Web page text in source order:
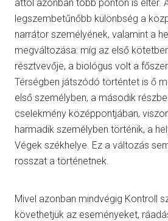
attól azonban több ponton is eltér.
legszembetűnőbb különbség a
narrátor személyének, valamint a
megváltozása: míg az első
résztvevője, a biológus volt a
Térségben játszódó történtet is ő
első személyben, a második
cselekmény középpontjában,
harmadik személyben történik, a
Végek székhelye. Ez a változás
rosszat a történetnek.
Mivel azonban mindvégig Kontroll
követhetjük az eseményeket,